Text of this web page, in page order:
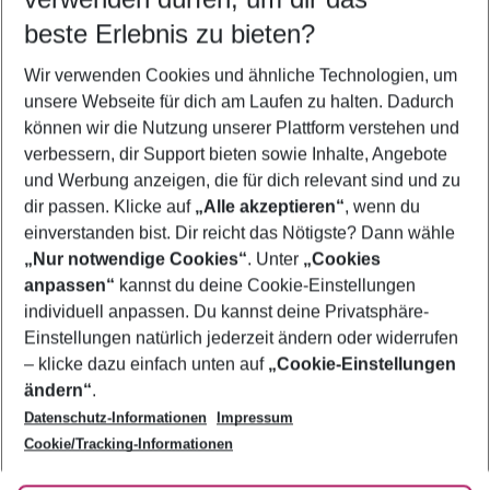
5-8 Nächte
2 Erwachsene Keine Kinder
Mehr Filter anzeigen
Footer
Footer navigation
Über uns
AGB
Bestpreisgarantie
Cookie-Einstellungen ändern
Cookie-Richtlinie
Agenturbetreuung
Barrierefreies Reisen
Folge uns
beste Erlebnis zu bieten?
Wir verwenden Cookies und ähnliche Technologien, um
unsere Webseite für dich am Laufen zu halten. Dadurch
können wir die Nutzung unserer Plattform verstehen und
verbessern, dir Support bieten sowie Inhalte, Angebote
und Werbung anzeigen, die für dich relevant sind und zu
dir passen. Klicke auf „Alle akzeptieren“, wenn du
einverstanden bist. Dir reicht das Nötigste? Dann wähle
„Nur notwendige Cookies“. Unter „Cookies
anpassen“ kannst du deine Cookie-Einstellungen
individuell anpassen. Du kannst deine Privatsphäre-
Einstellungen natürlich jederzeit ändern oder widerrufen
– klicke dazu einfach unten auf „Cookie-Einstellungen
ändern“.
Datenschutz-Informationen
Impressum
Cookie/Tracking-Informationen